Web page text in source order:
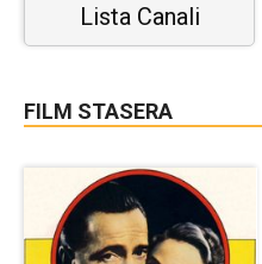
Lista Canali
FILM STASERA